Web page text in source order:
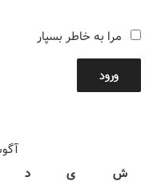
مرا به خاطر بسپار
ورود
ش
ی د